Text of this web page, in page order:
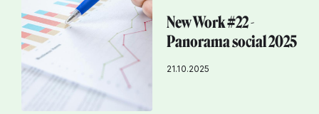
New Work #22 -
Panorama social 2025
21.10.2025